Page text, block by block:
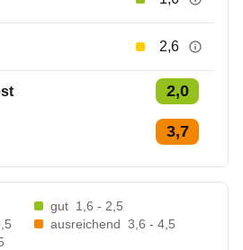
2,6
2,0
3,7
gut 1,6 - 2,5
ausreichend 3,6 - 4,5